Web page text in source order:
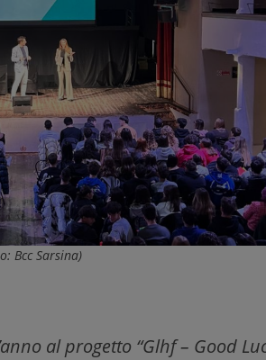
Bcc Sarsina)
al progetto “Glhf – Good